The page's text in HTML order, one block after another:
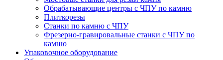
Обрабатывающие центры с ЧПУ по камню
Плиткорезы
Станки по камню с ЧПУ
Фрезерно-гравировальные станки с ЧПУ по
камню
Упаковочное оборудование